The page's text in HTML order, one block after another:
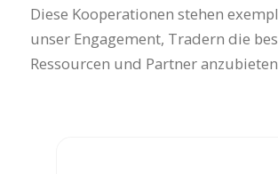
Diese Kooperationen stehen
unser Engagement, Tradern die
Ressourcen und Partner